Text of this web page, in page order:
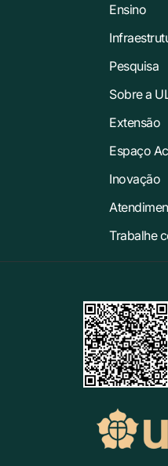
Ensino
Pesquisa
Sobre a
Extensão
Espaço
Inovação
Trabalhe